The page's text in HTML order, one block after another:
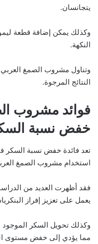
يتجانسان.
وكذلك يمكن إضافة قطعة
النكهة.
وتناول مشروب الصمغ
النتائج المرجوة.
فوائد مشروب
خفض نسبة
تعد فائدة خفض نسبة السكر
استخدام مشروب الصمغ
فقد أظهرت العديد من
يعمل على تعزيز إفراز
وكذلك تحويل السكر
مما يؤدي إلى خفض مستوى